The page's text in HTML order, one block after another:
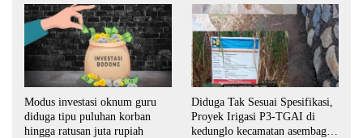
Modus investasi oknum guru
diduga tipu puluhan korban
hingga ratusan juta rupiah
Diduga Tak Sesuai Spesifikasi,
Proyek Irigasi P3-TGAI di
kedunglo kecamatan asembagus